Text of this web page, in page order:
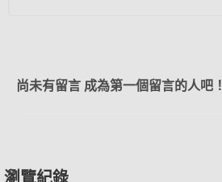
尚未有留言 成為第一個留言的人吧！
瀏覽紀錄